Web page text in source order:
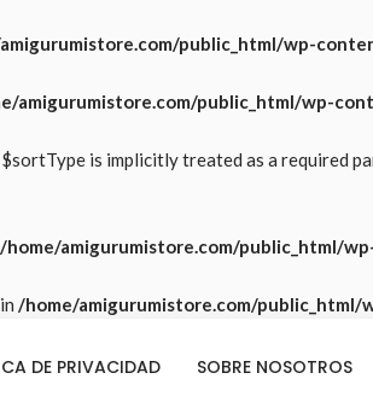
public_html/wp-
amigurumistore.com/public_html/wp-
is implicitly treated as a required
/home/amigurumistore.com/public_html/
/home/amigurumistore.com/
DE PRIVACIDAD SOBRE NOSOTROS